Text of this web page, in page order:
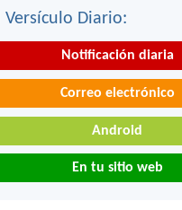
Versículo Diario:
Notificación diaria
Correo electrónico
Android
En tu sitio web